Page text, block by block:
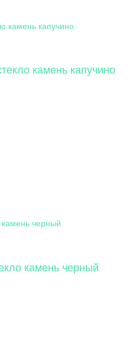
камень капучино
камень черный